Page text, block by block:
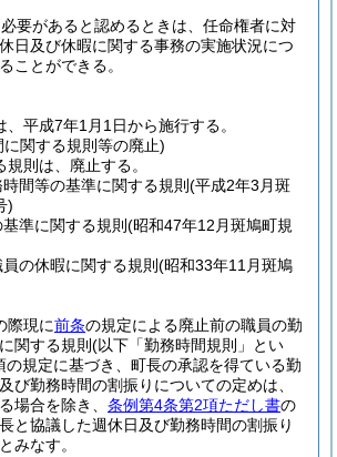
要があると認めるときは、任命権者に対
日及び休暇に関する事務の実施状況につ
ことができる。
、平成7年1月1日から施行する。
関する規則等の廃止)
規則は、廃止する。
間等の基準に関する規則 (平成2年3月斑
)
準に関する規則 (昭和47年12月斑鳩町規
の休暇に関する規則 (昭和33年11月斑鳩
際現に前条の規定による廃止前の職員の勤
関する規則 (以下「勤務時間規則」とい
の規定に基づき、町長の承認を得ている勤
び勤務時間の割振りについての定めは、
場合を除き、 条例第4条第2項ただし書の
と協議した週休日及び勤務時間の割振り
みなす。